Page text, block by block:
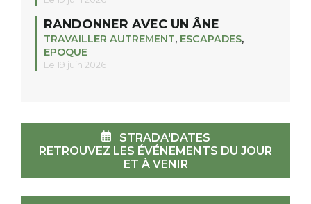
RANDONNER AVEC UN ÂNE
TRAVAILLER AUTREMENT, ESCAPADES,
EPOQUE
Le 19 juin 2026
STRADA'DATES
RETROUVEZ LES ÉVÉNEMENTS DU JOUR
ET À VENIR